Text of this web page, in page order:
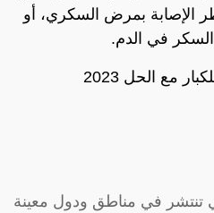
الإصابة بمرض السكري، أو
في الدم.
مع الحل 2023
تنتشر في مناطق ودول معينة